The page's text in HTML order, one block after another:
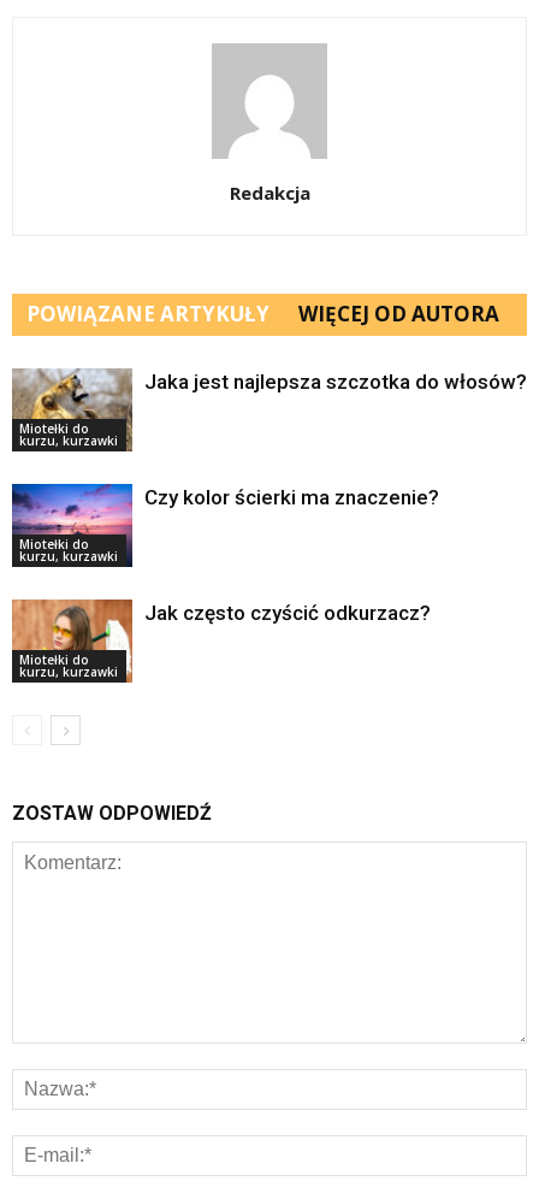
Redakcja
POWIĄZANE ARTYKUŁY WIĘCEJ OD AUTORA
Miotełki do
kurzu, kurzawki
Jaka jest najlepsza szczotka do włosów?
Miotełki do
kurzu, kurzawki
Czy kolor ścierki ma znaczenie?
Miotełki do
kurzu, kurzawki
Jak często czyścić odkurzacz?
ZOSTAW ODPOWIEDŹ